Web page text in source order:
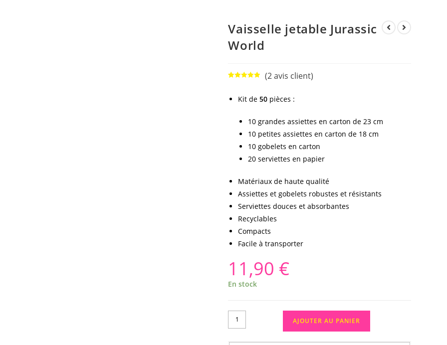
Vaisselle jetable Jurassic
World
basé sur
client
(2avis client)
Kit de 50 pièces :
10 grandes assiettes en carton de 23 cm
10 petites assiettes en carton de 18 cm
10 gobelets en carton
20 serviettes en papier
Matériaux de haute qualité
Assiettes et gobelets robustes et résistants
Serviettes douces et absorbantes
Recyclables
Compacts
Facile à transporter
11,90 €
En stock
AJOUTER AU PANIER